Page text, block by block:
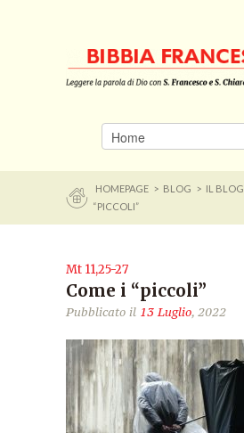
HOMEPAGE > BLOG > IL BLOG
“PICCOLI”
Mt 11,25-27
Come i “piccoli”
Pubblicato il 13 Luglio, 2022